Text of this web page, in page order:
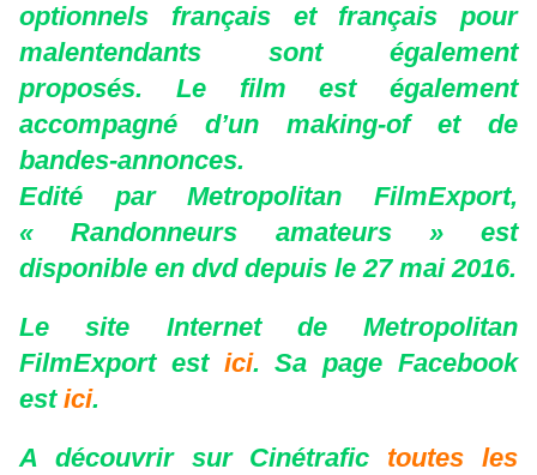
optionnels français et français pour
malentendants sont également
proposés. Le film est également
accompagné d’un making-of et de
bandes-annonces.
Edité par Metropolitan FilmExport,
« Randonneurs amateurs » est
disponible en dvd depuis le 27 mai 2016.
Le site Internet de Metropolitan
FilmExport est ici. Sa page Facebook
est ici.
A découvrir sur Cinétrafic toutes les